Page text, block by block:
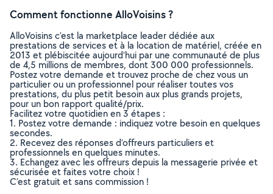
Comment fonctionne AlloVoisins ?
AlloVoisins c’est la marketplace leader dédiée aux
prestations de services et à la location de matériel, créée en
2013 et plébiscitée aujourd’hui par une communauté de plus
de 4,5 millions de membres, dont 300 000 professionnels.
Postez votre demande et trouvez proche de chez vous un
particulier ou un professionnel pour réaliser toutes vos
prestations, du plus petit besoin aux plus grands projets,
pour un bon rapport qualité/prix.
Facilitez votre quotidien en 3 étapes :
1. Postez votre demande : indiquez votre besoin en quelques
secondes.
2. Recevez des réponses d’offreurs particuliers et
professionnels en quelques minutes.
3. Echangez avec les offreurs depuis la messagerie privée et
sécurisée et faites votre choix !
C’est gratuit et sans commission !